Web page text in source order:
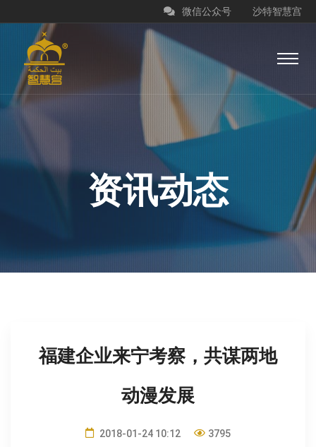
沙特智慧宫
微信公众号
资讯动态
福建企业来宁考察，共谋两地
动漫发展
2018-01-24 10:12 3795